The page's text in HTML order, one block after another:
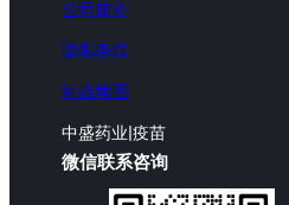
公司简介
隐私条款
站点地图
中盛药业|疫苗
微信联系咨询